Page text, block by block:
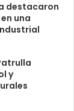
destacaron
una
y